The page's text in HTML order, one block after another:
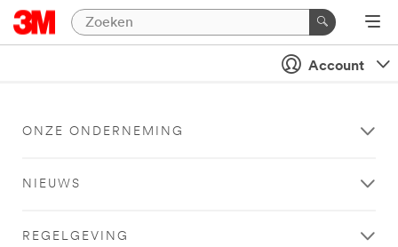
Account
ONZE ONDERNEMING
NIEUWS
REGELGEVING